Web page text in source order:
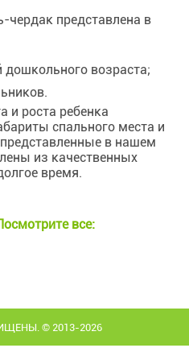
чердак представлена в
дошкольного возраста;
и роста ребенка
спального места и
в нашем
из качественных
время.
все:
© 2013-2026